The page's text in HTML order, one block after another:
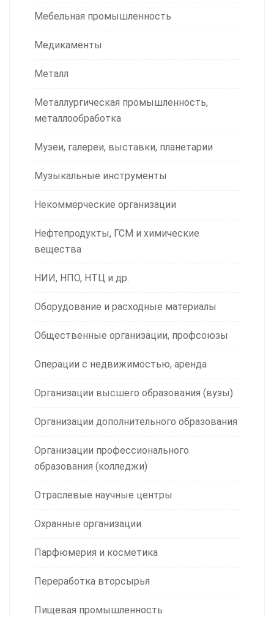
Мебельная промышленность
Медикаменты
Металл
Металлургическая промышленность,
металлообработка
Музеи, галереи, выставки, планетарии
Музыкальные инструменты
Некоммерческие организации
Нефтепродукты, ГСМ и химические
вещества
НИИ, НПО, НТЦ и др.
Оборудование и расходные материалы
Общественные организации, профсоюзы
Операции с недвижимостью, аренда
Организации высшего образования (вузы)
Организации дополнительного образования
Организации профессионального
образования (колледжи)
Отраслевые научные центры
Охранные организации
Парфюмерия и косметика
Переработка вторсырья
Пищевая промышленность